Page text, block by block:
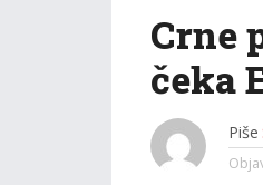
Crne
čeka
Piše